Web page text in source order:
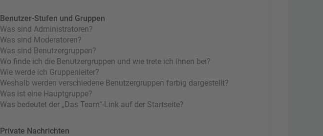
Benutzer-Stufen und Gruppen
Was sind Administratoren?
Was sind Moderatoren?
Was sind Benutzergruppen?
Wo finde ich die Benutzergruppen und wie trete ich ihnen bei?
Wie werde ich Gruppenleiter?
Weshalb werden verschiedene Benutzergruppen farbig dargestellt?
Was ist eine Hauptgruppe?
Was bedeutet der „Das Team“-Link auf der Startseite?
Private Nachrichten